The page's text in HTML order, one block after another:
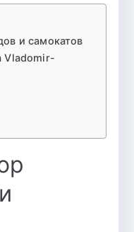
и самокатов
Vladomir-